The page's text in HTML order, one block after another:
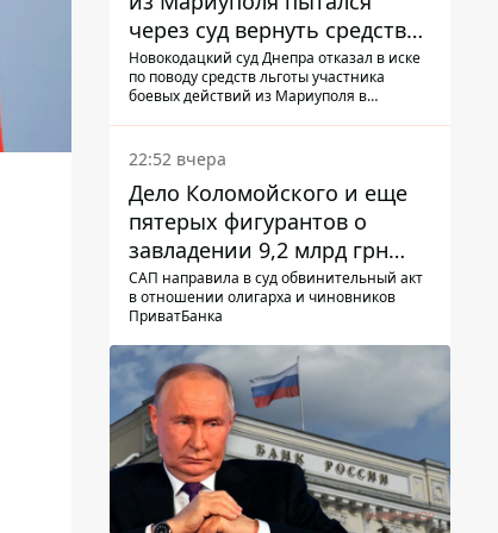
через суд вернуть средства
субсидии со счета в
Ощадбанке – каким было
Новокодацкий суд Днепра отказал в иске
по поводу средств льготы участника
боевых действий из Мариуполя в
22:52 вчера
Дело Коломойского и еще
пятерых фигурантов о
завладении 9,2 млрд грн
ПриватБанка направили в
суд
САП направила в суд обвинительный акт
в отношении олигарха и чиновников
ПриватБанка